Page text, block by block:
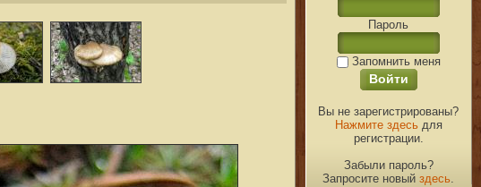
Пароль
Запомнить меня
Вы не зарегистрированы?
Нажмите здесьдля
регистрации.
Забыли пароль?
Запросите новыйздесь